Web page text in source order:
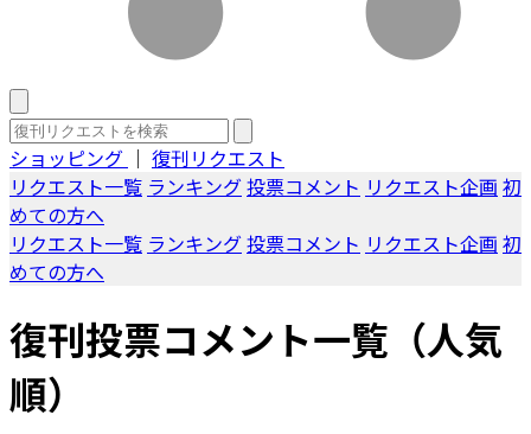
ショッピング ｜ 復刊リクエスト
リクエスト一覧 ランキング投票コメント リクエスト企画 初
めての方へ
リクエスト一覧 ランキング投票コメント リクエスト企画 初
めての方へ
復刊投票コメント一覧（人気
順）